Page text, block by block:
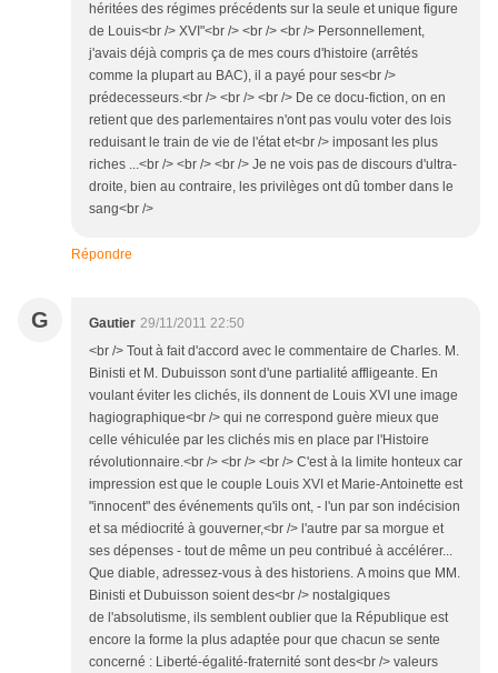
héritées des régimes précédents sur la seule et unique figure
de Louis<br /> XVI"<br /> <br /> <br /> Personnellement,
j'avais déjà compris ça de mes cours d'histoire (arrêtés
comme la plupart au BAC), il a payé pour ses<br />
prédecesseurs.<br /> <br /> <br /> De ce docu-fiction, on en
retient que des parlementaires n'ont pas voulu voter des lois
reduisant le train de vie de l'état et<br /> imposant les plus
riches ...<br /> <br /> <br /> Je ne vois pas de discours d'ultra-
droite, bien au contraire, les privilèges ont dû tomber dans le
sang<br />
Répondre
G Gautier 29/11/2011 22:50
<br /> Tout à fait d'accord avec le commentaire de Charles. M.
Binisti et M. Dubuisson sont d'une partialité affligeante. En
voulant éviter les clichés, ils donnent de Louis XVI une image
hagiographique<br /> qui ne correspond guère mieux que
celle véhiculée par les clichés mis en place par l'Histoire
révolutionnaire.<br /> <br /> <br /> C'est à la limite honteux car
impression est que le couple Louis XVI et Marie-Antoinette est
"innocent" des événements qu'ils ont, - l'un par son indécision
et sa médiocrité à gouverner,<br /> l'autre par sa morgue et
ses dépenses - tout de même un peu contribué à accélérer...
Que diable, adressez-vous à des historiens. A moins que MM.
Binisti et Dubuisson soient des<br /> nostalgiques
de l'absolutisme, ils semblent oublier que la République est
encore la forme la plus adaptée pour que chacun se sente
concerné : Liberté-égalité-fraternité sont des<br /> valeurs